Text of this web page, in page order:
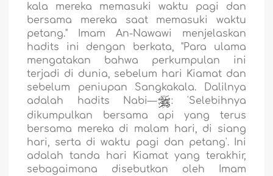
kala mereka memasuki waktu pagi dan
bersama mereka saat memasuki waktu
petang." Imam An-Nawawi menjelaskan
hadits ini dengan berkata, "Para ulama
mengatakan bahwa perkumpulan ini
terjadi di dunia, sebelum hari Kiamat dan
sebelum peniupan Sangkakala. Dalilnya
adalah hadits Nabi—
: 'Selebihnya
dikumpulkan bersama api yang terus
bersama mereka di malam hari, di siang
hari, serta di waktu pagi dan petang'. Ini
adalah tanda hari Kiamat yang terakhir,
sebagaimana disebutkan oleh Imam